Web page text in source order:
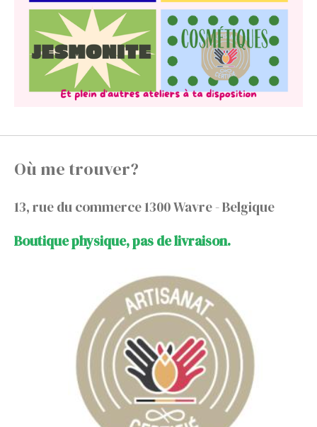
Où me trouver?
13, rue du commerce 1300 Wavre - Belgique
Boutique physique, pas de livraison.